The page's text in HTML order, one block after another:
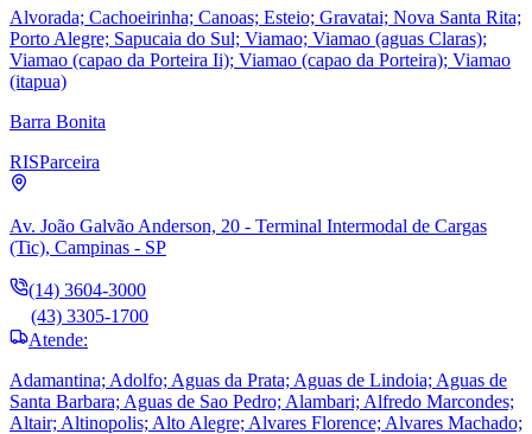
Alvorada; Cachoeirinha; Canoas; Esteio; Gravatai; Nova Santa Rita;
Porto Alegre; Sapucaia do Sul; Viamao; Viamao (aguas Claras);
Viamao (capao da Porteira Ii); Viamao (capao da Porteira); Viamao
(itapua)
Barra Bonita
RISParceira
Av. João Galvão Anderson, 20 - Terminal Intermodal de Cargas
(Tic), Campinas - SP
(14) 3604-3000
(43) 3305-1700
Atende:
Adamantina; Adolfo; Aguas da Prata; Aguas de Lindoia; Aguas de
Santa Barbara; Aguas de Sao Pedro; Alambari; Alfredo Marcondes;
Altair; Altinopolis; Alto Alegre; Alvares Florence; Alvares Machado;